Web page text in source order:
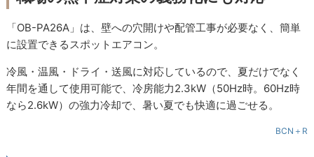
「OB-PA26A」は、壁への穴開けや配管工事が必要なく、簡単
に設置できるスポットエアコン。
冷風・温風・ドライ・送風に対応しているので、夏だけでなく
年間を通して使用可能で、冷房能力2.3kW（50Hz時。60Hz時
なら2.6kW）の強力冷却で、暑い夏でも快適に過ごせる。
BCN＋R